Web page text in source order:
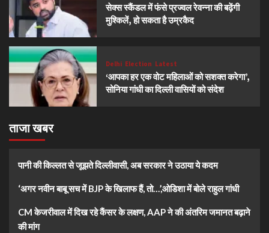
सेक्स स्कैंडल में फंसे प्रज्वल रेवन्ना की बढ़ेंगी
मुश्किलें, हो सकता है उम्रकैद
Delhi Election Latest
‘आपका हर एक वोट महिलाओं को सशक्त करेगा’,
सोनिया गांधी का दिल्ली वासियों को संदेश
ताजा खबर
पानी की किल्लत से जूझते दिल्लीवासी, अब सरकार ने उठाया ये कदम
‘अगर नवीन बाबू सच में BJP के खिलाफ हैं, तो…’,ओडिशा में बोले राहुल गांधी
CM केजरीवाल में दिख रहे कैंसर के लक्षण, AAP ने की अंतरिम जमानत बढ़ाने
की मांग